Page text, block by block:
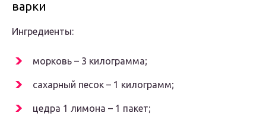
варки
Ингредиенты:
морковь – 3 килограмма;
сахарный песок – 1 килограмм;
цедра 1 лимона – 1 пакет;